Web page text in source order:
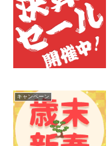
キャンペーン